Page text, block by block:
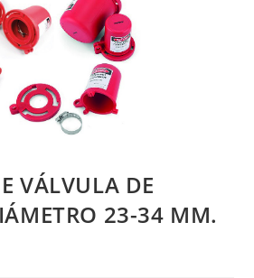
VÁLVULA DE
23-34 MM.